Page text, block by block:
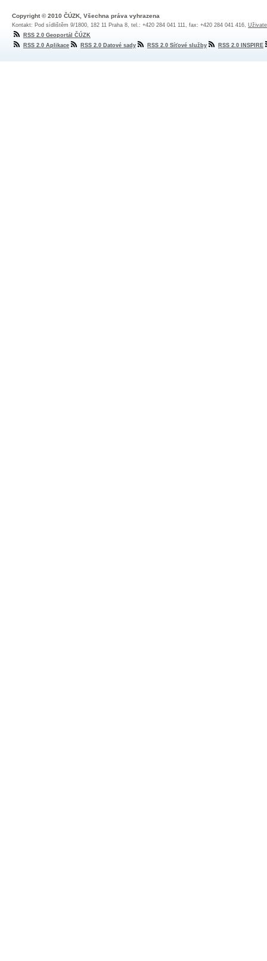
Copyright © 2010 ČÚZK, Všechna práva vyhrazena
Kontakt: Pod sídlištěm 9/1800, 182 11 Praha 8, tel.: +420 284 041 111, fax: +420 284 041 416,
RSS 2.0 Geoportál ČÚZK
RSS 2.0 Aplikace
RSS 2.0 Datové sady RSS 2.0 Síťové služby RSS 2.0 INSPIRE